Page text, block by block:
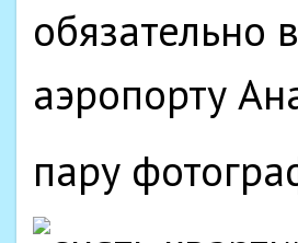
обязательно
аэропорту
пару